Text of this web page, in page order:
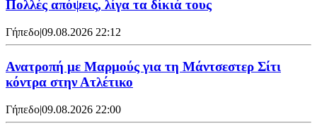
Πολλές απόψεις, λίγα τα δίκιά τους
Γήπεδο|09.08.2026 22:12
Ανατροπή με Μαρμούς για τη Μάντσεστερ Σίτι
κόντρα στην Ατλέτικο
Γήπεδο|09.08.2026 22:00